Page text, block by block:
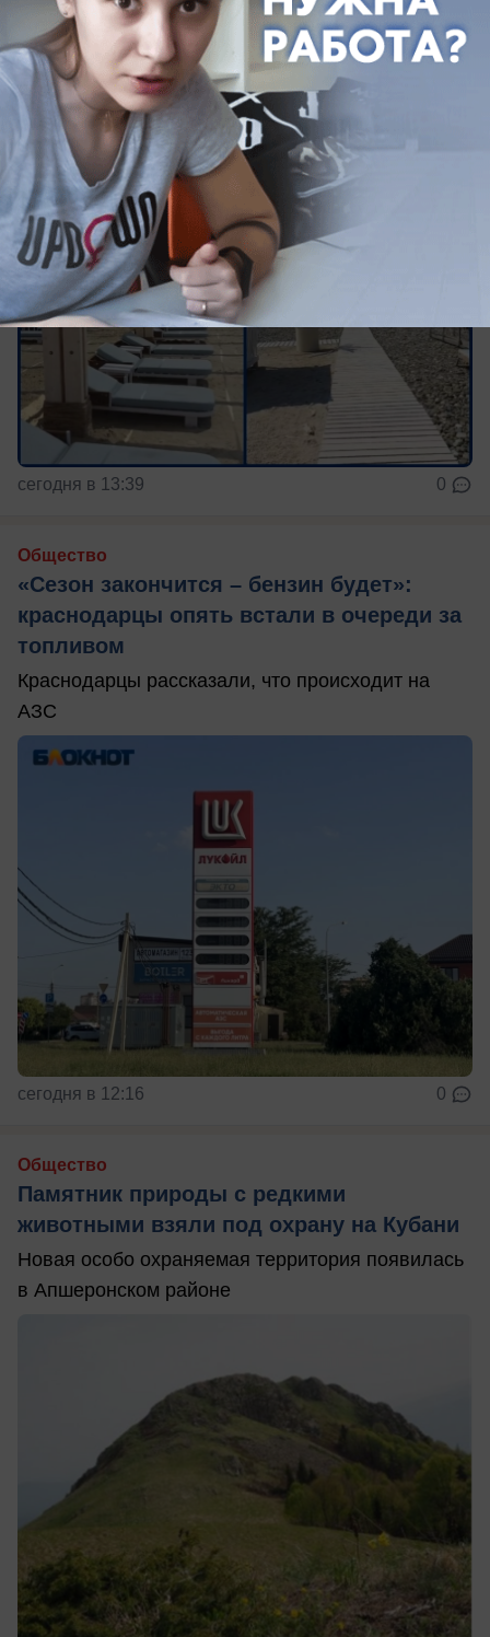
цены на «самом дорогом пляже в
России»
Аренда шезлонга на пляже Краснодарского края
может обойтись в 6 тысяч рублей
сегодня в 13:39 0
Общество
«Сезон закончится – бензин будет»:
краснодарцы опять встали в очереди за
топливом
Краснодарцы рассказали, что происходит на
АЗС
сегодня в 12:16 0
Общество
Памятник природы с редкими
животными взяли под охрану на Кубани
Новая особо охраняемая территория появилась
в Апшеронском районе